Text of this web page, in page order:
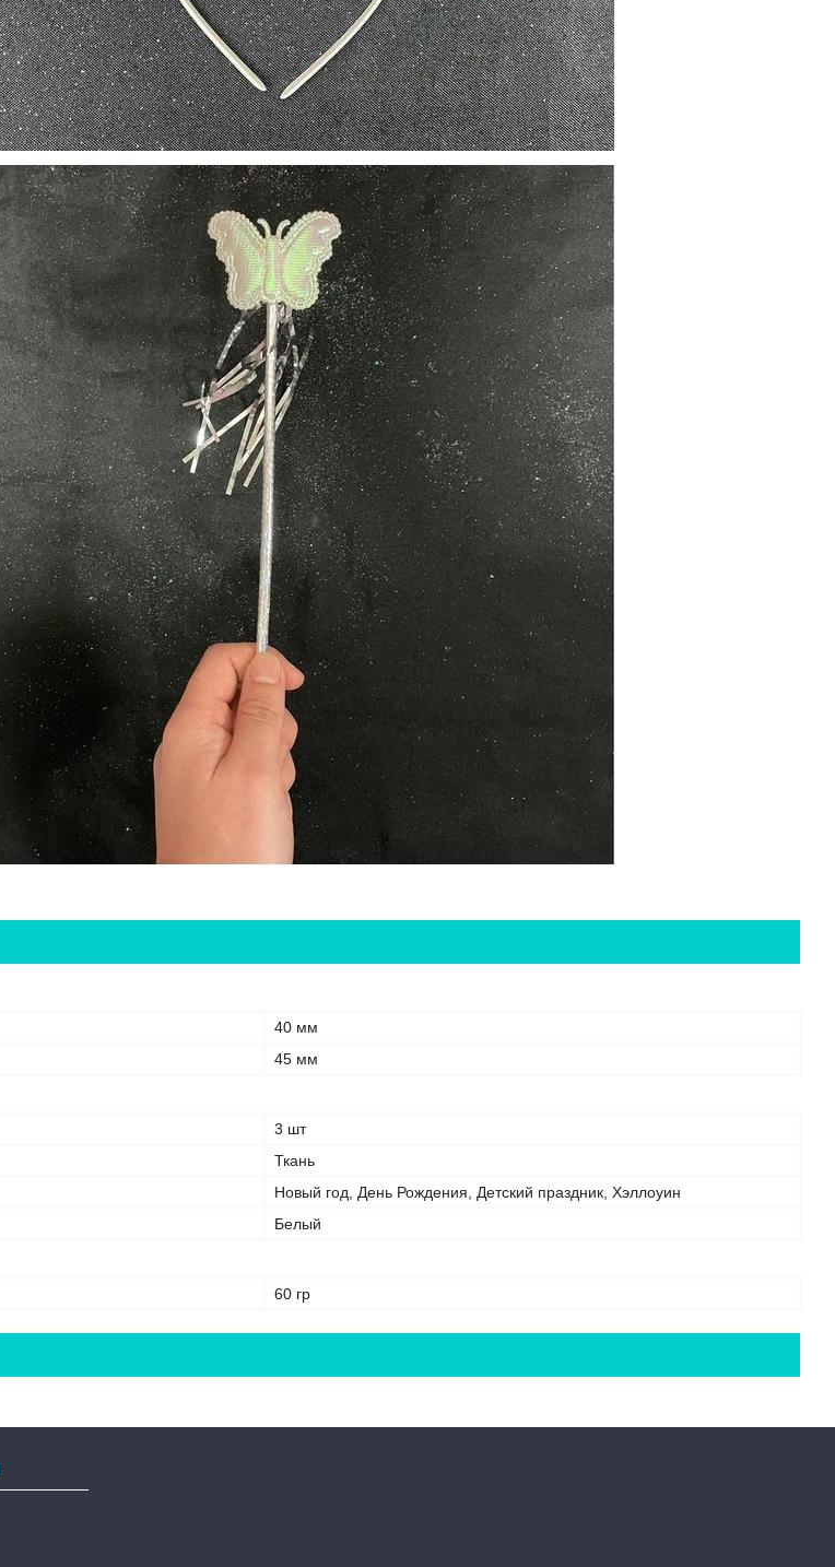
40 мм
45 мм
3 шт
Ткань
Новый год, День Рождения, Детский праздник, Хэллоуин
Белый
60 гр